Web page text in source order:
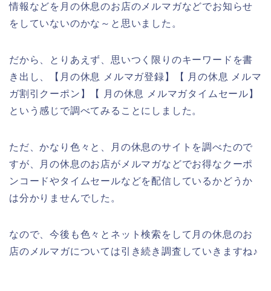
情報などを月の休息のお店のメルマガなどでお知らせ
をしていないのかな～と思いました。
だから、とりあえず、思いつく限りのキーワードを書
き出し、【月の休息 メルマガ登録】【 月の休息 メルマ
ガ割引クーポン】【 月の休息 メルマガタイムセール】
という感じで調べてみることにしました。
ただ、かなり色々と、月の休息のサイトを調べたので
すが、月の休息のお店がメルマガなどでお得なクーポ
ンコードやタイムセールなどを配信しているかどうか
は分かりませんでした。
なので、今後も色々とネット検索をして月の休息のお
店のメルマガについては引き続き調査していきますね♪